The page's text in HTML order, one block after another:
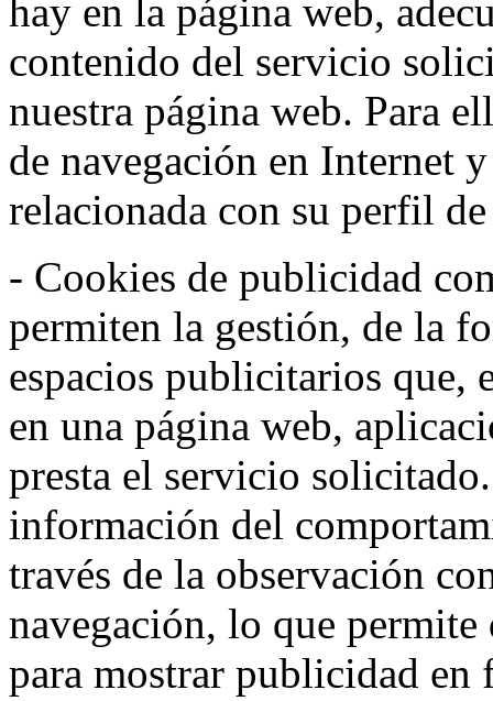
hay en la página web,
contenido del servicio
nuestra página web. Para
de navegación en Internet
relacionada con su perfil
- Cookies de publicidad
permiten la gestión, de la
espacios publicitarios que,
en una página web,
presta el servicio
información del
través de la observación
navegación, lo que
para mostrar publicidad